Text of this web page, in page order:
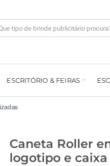
ESCRITÓRIO & FEIRAS
Caneta Roller
logotipo e